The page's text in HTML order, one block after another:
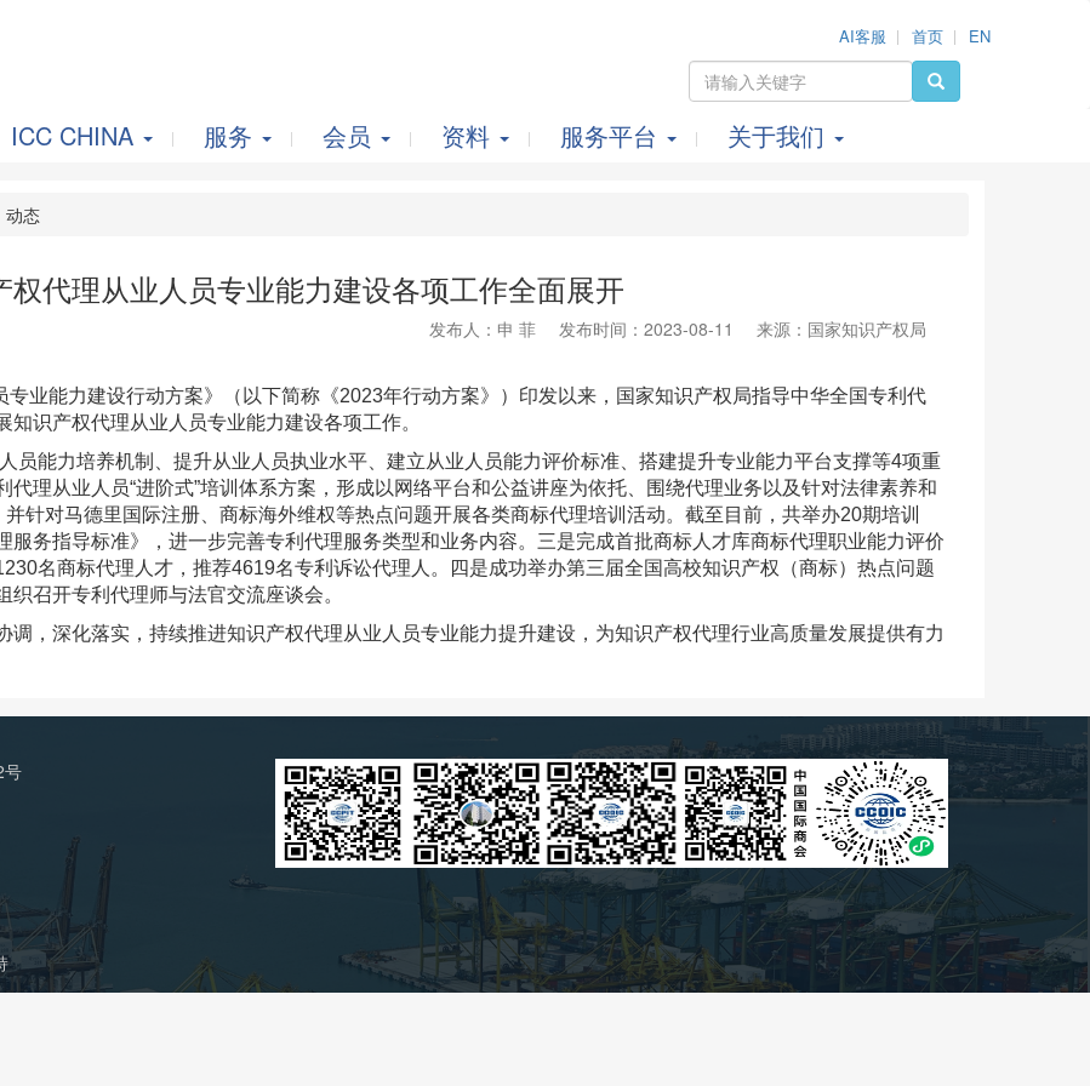
AI客服 首页 EN
ICC CHINA 服务 会员 资料 服务平台 关于我们
动态
权代理从业人员专业能力建设各项工作全面展开
发布人：申 菲 发布时间：2023-08-11 来源：国家知识产权局
能力建设行动方案》（以下简称《2023年行动方案》）印发以来，国家知识产权局指导中华全国专利代
识产权代理从业人员专业能力建设各项工作。
能力培养机制、提升从业人员执业水平、建立从业人员能力评价标准、搭建提升专业能力平台支撑等4项重
理从业人员“进阶式”培训体系方案，形成以网络平台和公益讲座为依托、围绕代理业务以及针对法律素养和
针对马德里国际注册、商标海外维权等热点问题开展各类商标代理培训活动。截至目前，共举办20期培训
务指导标准》，进一步完善专利代理服务类型和业务内容。三是完成首批商标人才库商标代理职业能力评价
名商标代理人才，推荐4619名专利诉讼代理人。四是成功举办第三届全国高校知识产权（商标）热点问题
召开专利代理师与法官交流座谈会。
深化落实，持续推进知识产权代理从业人员专业能力提升建设，为知识产权代理行业高质量发展提供有力
号